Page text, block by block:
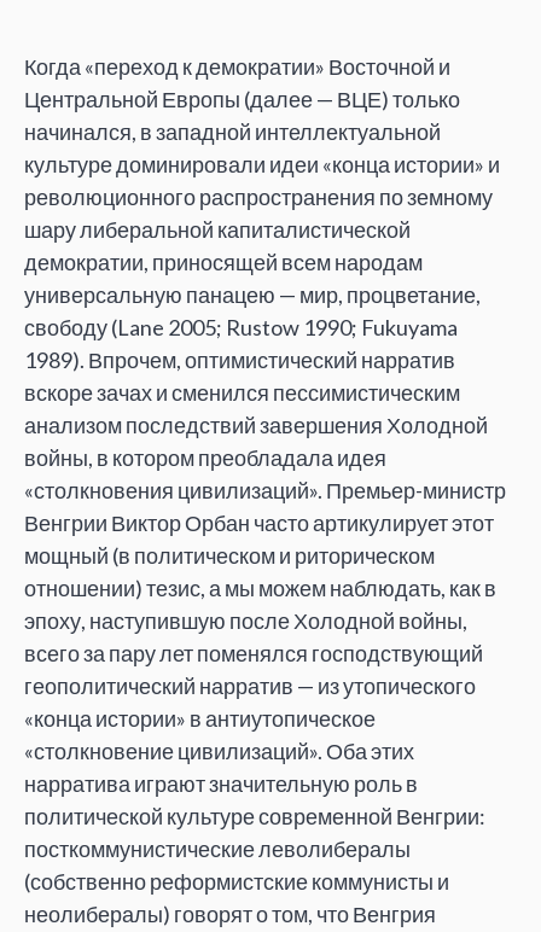
Когда «переход к демократии» Восточной и
Центральной Европы (далее — ВЦЕ) только
начинался, в западной интеллектуальной
культуре доминировали идеи «конца истории» и
революционного распространения по земному
шару либеральной капиталистической
демократии, приносящей всем народам
универсальную панацею — мир, процветание,
свободу (Lane 2005; Rustow 1990; Fukuyama
1989). Впрочем, оптимистический нарратив
вскоре зачах и сменился пессимистическим
анализом последствий завершения Холодной
войны, в котором преобладала идея
«столкновения цивилизаций». Премьер-министр
Венгрии Виктор Орбан часто артикулирует этот
мощный (в политическом и риторическом
отношении) тезис, а мы можем наблюдать, как в
эпоху, наступившую после Холодной войны,
всего за пару лет поменялся господствующий
геополитический нарратив — из утопического
«конца истории» в антиутопическое
«столкновение цивилизаций». Оба этих
нарратива играют значительную роль в
политической культуре современной Венгрии:
посткоммунистические леволибералы
(собственно реформистские коммунисты и
неолибералы) говорят о том, что Венгрия